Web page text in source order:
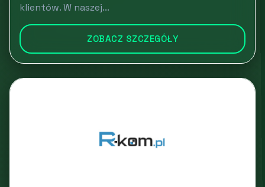
klientów. W naszej...
ZOBACZ SZCZEGÓŁY